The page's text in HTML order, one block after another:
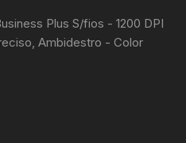
Plus S/fios - 1200 DPI
Ambidestro - Color